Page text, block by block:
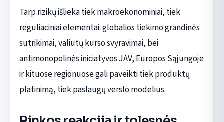
Tarp rizikų išlieka tiek makroekonominiai, tiek
reguliaciniai elementai: globalios tiekimo grandinės
sutrikimai, valiutų kurso svyravimai, bei
antimonopolinės iniciatyvos JAV, Europos Sąjungoje
ir kituose regionuose gali paveikti tiek produktų
platinimą, tiek paslaugų verslo modelius.